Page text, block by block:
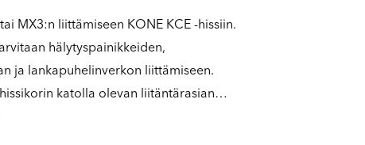
MX3:n liittämiseen KONE KCE -hissiin.
hälytyspainikkeiden,
ja lankapuhelinverkon liittämiseen.
katolla olevan liitäntärasian